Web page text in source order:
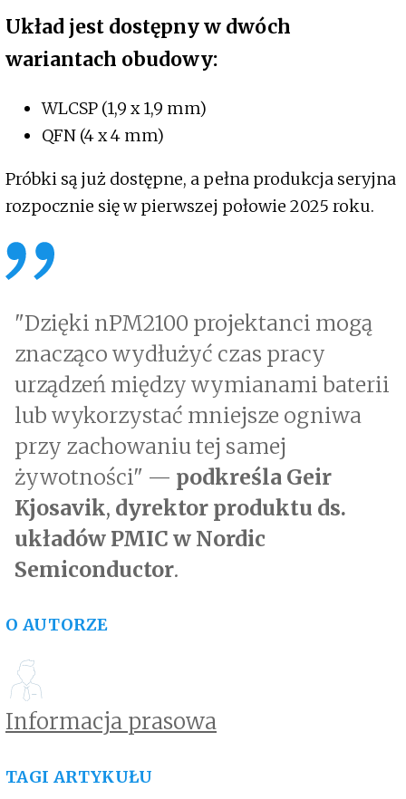
Układ jest dostępny w dwóch
wariantach obudowy:
WLCSP (1,9 x 1,9 mm)
QFN (4 x 4 mm)
Próbki są już dostępne, a pełna produkcja seryjna
rozpocznie się w pierwszej połowie 2025 roku.
"Dzięki nPM2100 projektanci mogą
znacząco wydłużyć czas pracy
urządzeń między wymianami baterii
lub wykorzystać mniejsze ogniwa
przy zachowaniu tej samej
żywotności" — podkreśla Geir
Kjosavik, dyrektor produktu ds.
układów PMIC w Nordic
Semiconductor.
O AUTORZE
Informacja prasowa
TAGI ARTYKUŁU